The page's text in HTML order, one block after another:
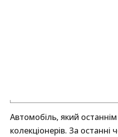
Автомобіль, який
колекціонерів. За